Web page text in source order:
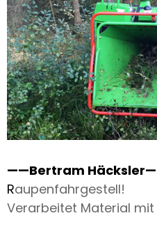
——Bertram
Raupenfahrgestell!
Verarbeitet Material mit